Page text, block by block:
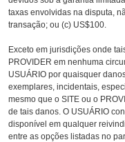
taxas envolvidas na disputa,
transação; ou (c) US$100.
Exceto em jurisdições onde
PROVIDER em nenhuma
USUÁRIO por quaisquer
exemplares, incidentais,
mesmo que o SITE ou o
de tais danos. O USUÁRIO
disponível em qualquer
entre as opções listadas no